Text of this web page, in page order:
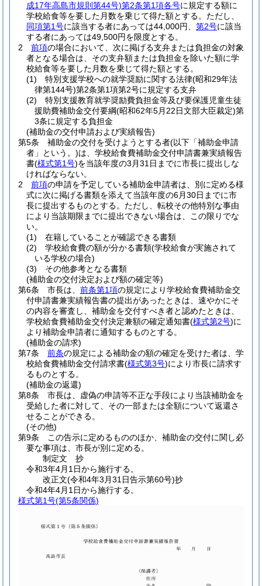
成17年高島市規則第44号)第2条第1項各号に規定する額に
学校給食等を要した月数を乗じて得た額とする。 ただし、
同項第1号に該当する者にあっては44,000円、 第2号に該当
する者にあっては49,500円を限度とする。
2
前項の場合において、次に掲げる支弁または負担金の対象
者となる場合は、その支弁額または負担金を除いた額に学
校給食等を要した月数を乗じて得た額とする。
(1)
特別支援学校への就学奨励に関する法律(昭和29年法
律第144号)第2条第1項第2号に規定する支弁
(2)
特別支援教育就学奨励費負担金等及び要保護児童生徒
援助費補助金交付要綱(昭和62年5月22日文部大臣裁定)第
3条に規定する負担金
(補助金の交付申請および実績報告)
第5条
補助金の交付を受けようとする者(以下「補助金申請
者」という。)は、学校給食費補助金交付申請書兼実績報告
書(様式第1号)を当該年度の3月31日までに市長に提出しな
ければならない。
2
前項の申請を予定している補助金申請者は、別に定める様
式に次に掲げる書類を添えて当該年度の6月30日までに市
長に提出するものとする。 ただし、転校その他特別な事由
により当該期限までに提出できない場合は、この限りでな
い。
(1)
在籍していることが確認できる書類
(2)
学校給食費の額が分かる書類(学校給食が実施されて
いる学校の場合)
(3)
その他参考となる書類
(補助金の交付決定および額の確定等)
第6条
市長は、 前条第1項の規定により学校給食費補助金交
付申請書兼実績報告書の提出があったときは、速やかにそ
の内容を審査し、補助金を交付すべき者と認めたときは、
学校給食費補助金交付決定兼額の確定通知書(様式第2号)に
より補助金申請者に通知するものとする。
(補助金の請求)
第7条
前条の規定による補助金の額の確定を受けた者は、学
校給食費補助金交付請求書(様式第3号)により市長に請求す
るものとする。
(補助金の返還)
第8条
市長は、虚偽の申請等不正な手段により当該補助金を
受給した者に対して、その一部または全額について返還さ
せることができる。
(その他)
第9条
この告示に定めるもののほか、補助金の交付に関し必
要な事項は、市長が別に定める。
制定文 抄
令和3年4月1日から施行する。
改正文(令和4年3月31日告示第60号)抄
令和4年4月1日から施行する。
様式第1号(第5条関係)